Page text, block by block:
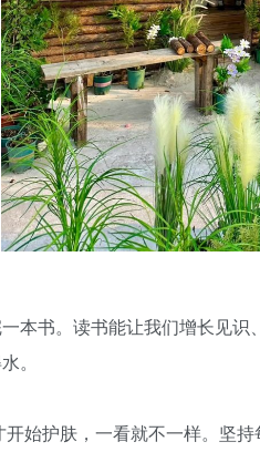
本书。读书能让我们增长见
。
始护肤，一看就不一样。坚